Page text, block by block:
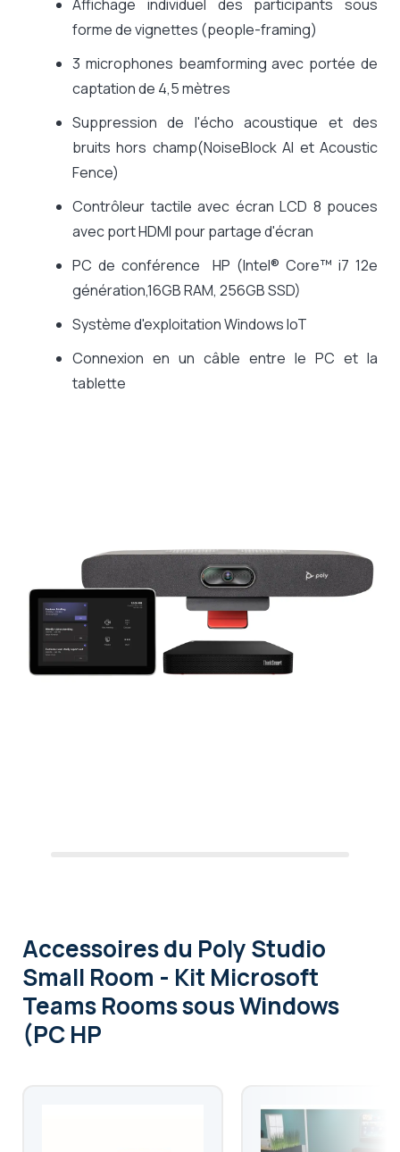
Affichage individuel des participants sous
forme de vignettes (people-framing)
3 microphones beamforming avec portée de
captation de 4,5 mètres
Suppression de l'écho acoustique et des
bruits hors champ(NoiseBlock AI et Acoustic
Fence)
Contrôleur tactile avec écran LCD 8 pouces
avec port HDMI pour partage d'écran
PC de conférence HP (Intel® Core™ i7 12e
génération,16GB RAM, 256GB SSD)
Système d'exploitation Windows IoT
Connexion en un câble entre le PC et la
tablette
Accessoiresdu Poly Studio
Small Room - Kit Microsoft
Teams Rooms sous Windows
(PC HP